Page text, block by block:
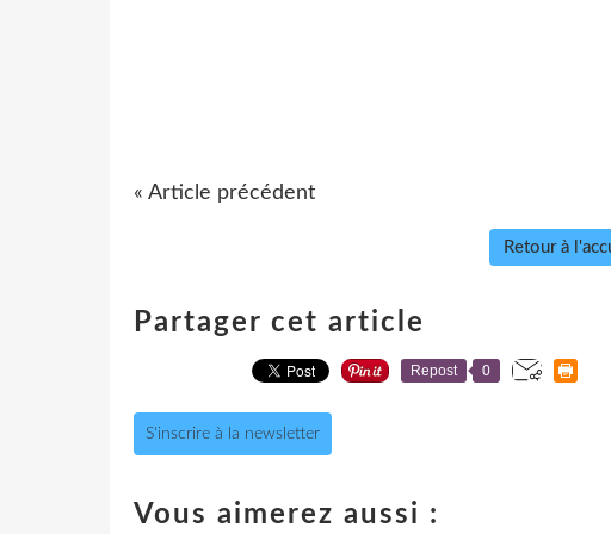
« Article précédent
Retour à
Partager cet article
Repost 0
S'inscrire à la newsletter
Vous aimerez aussi :